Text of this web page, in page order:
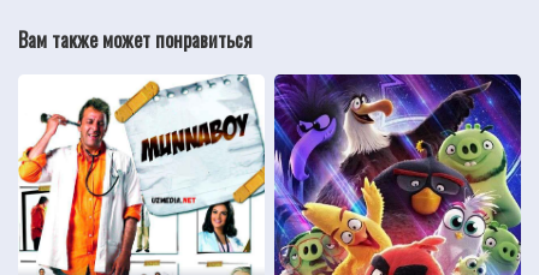
Вам также может понравиться